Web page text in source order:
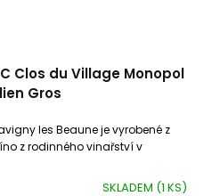
Clos du Village Monopol
Gros
SKLADEM (1 KS)
les Beaune je vyrobené z
z rodinného vinařství v